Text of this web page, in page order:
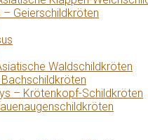
Geierschildkröten
Waldschildkröten
– Krötenkopf-Schildkröten